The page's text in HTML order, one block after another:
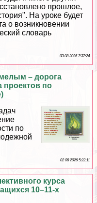
прошлое,
На уроке будет
о возникновении
словарь
03 08 2026 7:37:24
– дорога
проектов по
по
02 08 2026 5:22:11
курса
10–11-х